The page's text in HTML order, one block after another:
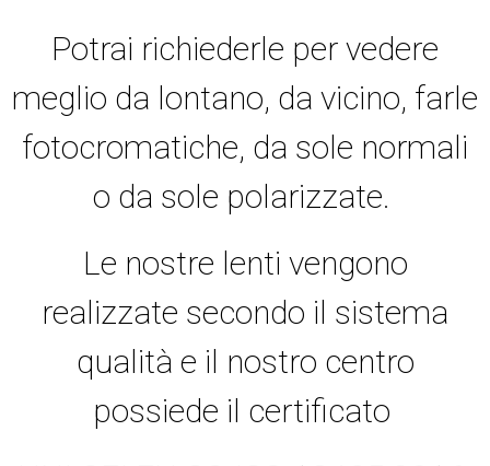
Potrai richiederle per vedere
meglio da lontano, da vicino, farle
fotocromatiche, da sole normali
o da sole polarizzate.
Le nostre lenti vengono
realizzate secondo il sistema
qualità e il nostro centro
possiede il certificato